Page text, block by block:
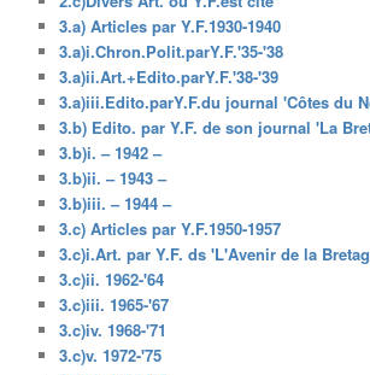
3.a) Articles par Y.F.1930-1940
3.a)i.Chron.Polit.parY.F.'35-'38
3.a)ii.Art.+Edito.parY.F.'38-'39
3.a)iii.Edito.parY.F.du journal 'Côtes du
3.b) Edito. par Y.F. de son journal 'La
3.b)i. – 1942 –
3.b)ii. – 1943 –
3.b)iii. – 1944 –
3.c) Articles par Y.F.1950-1957
3.c)i.Art. par Y.F. ds 'L'Avenir de la
3.c)ii. 1962-'64
3.c)iii. 1965-'67
3.c)iv. 1968-'71
3.c)v. 1972-'75